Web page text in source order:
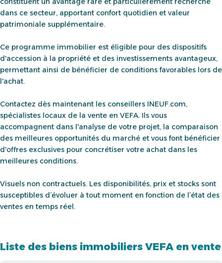
dans ce secteur, apportant confort quotidien et valeur
patrimoniale supplémentaire.
Ce programme immobilier est éligible pour des dispositifs
d'accession à la propriété et des investissements avantageux,
permettant ainsi de bénéficier de conditions favorables lors de
l'achat.
Contactez dès maintenant les conseillers INEUF.com,
spécialistes locaux de la vente en VEFA. Ils vous
accompagnent dans l'analyse de votre projet, la comparaison
des meilleures opportunités du marché et vous font bénéficier
d'offres exclusives pour concrétiser votre achat dans les
meilleures conditions.
Visuels non contractuels. Les disponibilités, prix et stocks sont
susceptibles d’évoluer à tout moment en fonction de l’état des
ventes en temps réel.
Liste des biens immobiliers VEFA en vente